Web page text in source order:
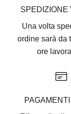
SPEDIZIONE
Una volta
ordine sarà da
ore
PAGAMENTI